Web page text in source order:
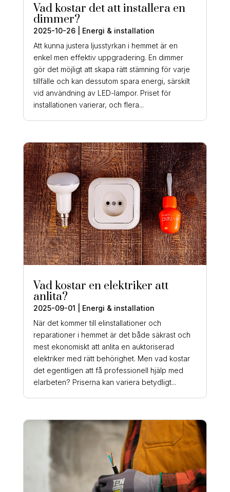
Vad kostar det att installera en
dimmer?
2025-10-26| Energi & installation
Att kunna justera ljusstyrkan i hemmet är en
enkel men effektiv uppgradering. En dimmer
gör det möjligt att skapa rätt stämning för varje
tillfälle och kan dessutom spara energi, särskilt
vid användning av LED-lampor. Priset för
installationen varierar, och flera...
Vad kostar en elektriker att
anlita?
2025-09-01
Energi & installation
När det kommer till elinstallationer och
reparationer i hemmet är det både säkrast och
mest ekonomiskt att anlita en auktoriserad
elektriker med rätt behörighet. Men vad kostar
det egentligen att få professionell hjälp med
elarbeten? Priserna kan variera betydligt...